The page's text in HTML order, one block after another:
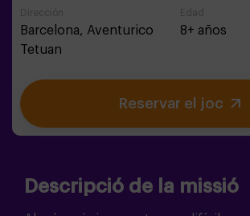
Dirección
Barcelona, Aventurico
Tetuan
Edad
8+ años
Reservar el joc
Descripció de la missió